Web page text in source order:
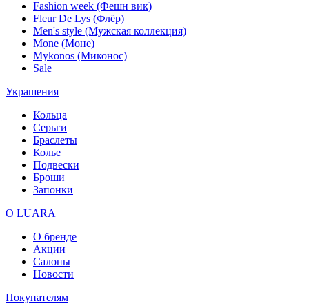
Fashion week (Фешн вик)
Fleur De Lys (Флёр)
Men's style (Мужская коллекция)
Mone (Моне)
Mykonos (Миконос)
Sale
Украшения
Кольца
Серьги
Браслеты
Колье
Подвески
Броши
Запонки
О LUARA
О бренде
Акции
Салоны
Новости
Покупателям